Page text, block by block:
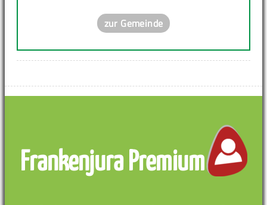
zur Gemeinde
Frankenjura Premium